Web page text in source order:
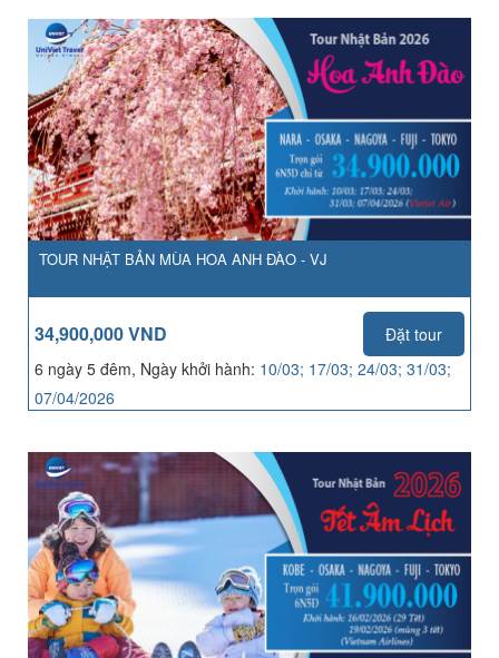
TOUR NHẬT BẢN MÙA HOA ANH ĐÀO - VJ
34,900,000 VND
Đặt tour
6 ngày 5 đêm, Ngày khởi hành: 10/03; 17/03; 24/03; 31/03;
07/04/2026